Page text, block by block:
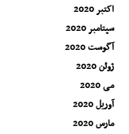
اکتبر 2020
سپتامبر 2020
آگوست 2020
ژوئن 2020
می 2020
آوریل 2020
مارس 2020